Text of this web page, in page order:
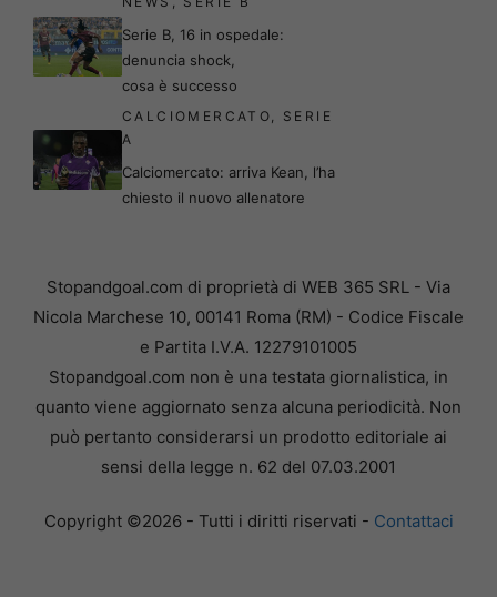
Serie B, 16 in ospedale:
denuncia shock,
cosa è successo
CALCIOMERCATO
SERIE
A
Calciomercato: arriva Kean, l’ha
chiesto il nuovo allenatore
Stopandgoal.com di proprietà di WEB 365 SRL - Via
Nicola Marchese 10, 00141 Roma (RM) - Codice Fiscale
e Partita I.V.A. 12279101005
Stopandgoal.com non è una testata giornalistica, in
quanto viene aggiornato senza alcuna periodicità. Non
può pertanto considerarsi un prodotto editoriale ai
sensi della legge n. 62 del 07.03.2001
Copyright ©2026 - Tutti i diritti riservati - Contattaci